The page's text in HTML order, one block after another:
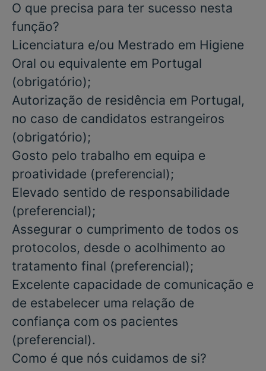
O que precisa para ter sucesso nesta
função?
Licenciatura e/ou Mestrado em Higiene
Oral ou equivalente em Portugal
(obrigatório);
Autorização de residência em Portugal,
no caso de candidatos estrangeiros
(obrigatório);
Gosto pelo trabalho em equipa e
proatividade (preferencial);
Elevado sentido de responsabilidade
(preferencial);
Assegurar o cumprimento de todos os
protocolos, desde o acolhimento ao
tratamento final (preferencial);
Excelente capacidade de comunicação e
de estabelecer uma relação de
confiança com os pacientes
(preferencial).
Como é que nós cuidamos de si?